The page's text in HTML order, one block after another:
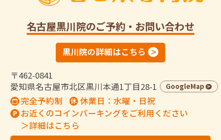
名古屋黒川院のご予約・お問い合わせ
黒川院の詳細はこちら
〒462-0841
愛知県名古屋市北区黒川本通1丁目28-1
GoogleMap
完全予約制
休業日：水曜・日祝
お近くのコインパーキングをご利用ください
＞詳細はこちら